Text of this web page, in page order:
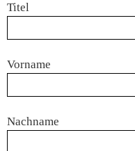
Titel
Vorname
Nachname